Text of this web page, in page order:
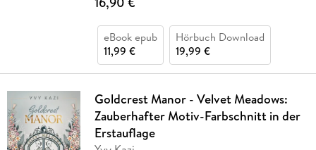
eBook epub
11,99 €
Hörbuch Download
19,99 €
Goldcrest Manor - Velvet Meadows:
Zauberhafter Motiv-Farbschnitt in der
Erstauflage